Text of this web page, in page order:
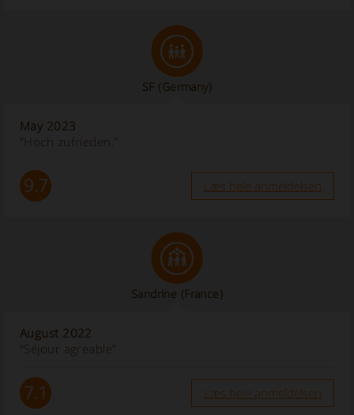
SF (Germany)
May 2023
“Hoch zufrieden.”
9.7 Læs hele anmeldelsen
Sandrine (France)
August 2022
“Séjour agreable”
7.1 Læs hele anmeldelsen